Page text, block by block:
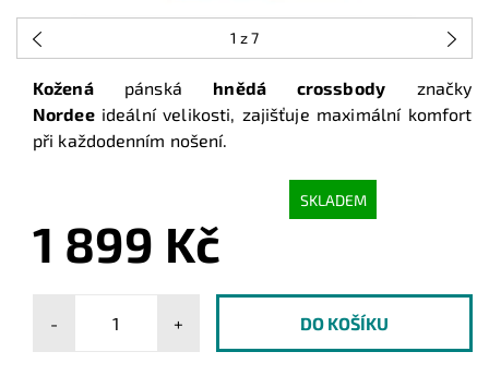
1 z 7
Koženápánská hnědá crossbodyznačky
Nordeeideální velikosti, zajišťuje maximální komfort
při každodenním nošení.
SKLADEM
1 899 Kč
- +